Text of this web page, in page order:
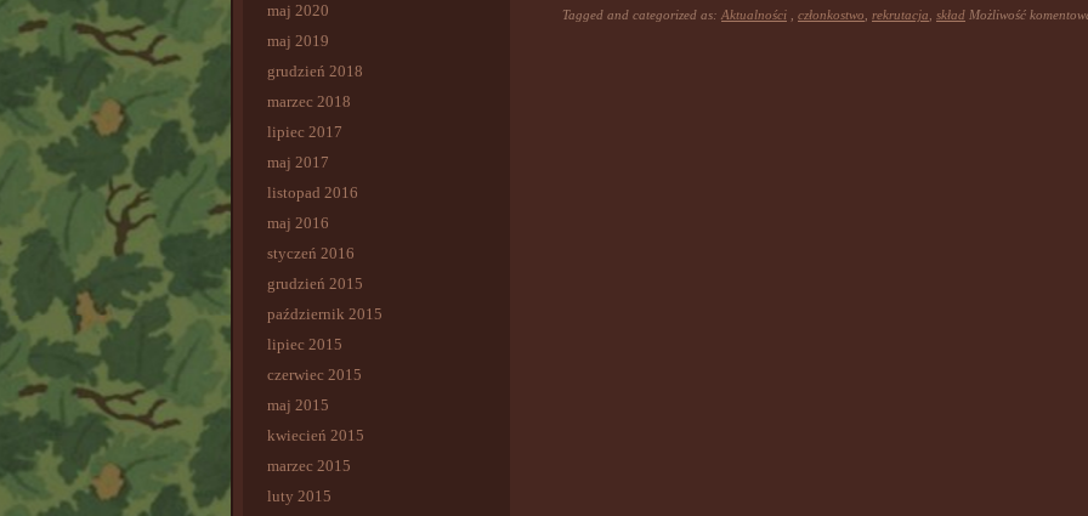
maj 2020
maj 2019
grudzień 2018
marzec 2018
lipiec 2017
maj 2017
listopad 2016
maj 2016
styczeń 2016
grudzień 2015
październik 2015
lipiec 2015
czerwiec 2015
maj 2015
kwiecień 2015
marzec 2015
luty 2015
Tagged and categorized as: Aktualności , członkostwo, rekrutacja, skład Możliwość